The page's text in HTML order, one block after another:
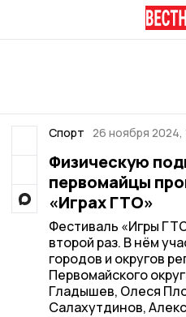
Спорт 26 ноября 2024,
Физическую
первомайцы
«Играх ГТО»
Фестиваль «Игры
второй раз. В нём
городов и округов
Первомайского
Гладышев, Олеся
Салахутдинов,